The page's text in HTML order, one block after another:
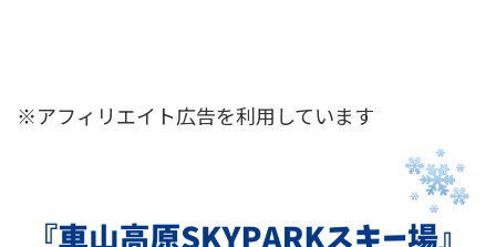
※アフィリエイト広告を利用しています